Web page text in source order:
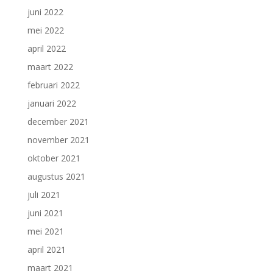
juni 2022
mei 2022
april 2022
maart 2022
februari 2022
januari 2022
december 2021
november 2021
oktober 2021
augustus 2021
juli 2021
juni 2021
mei 2021
april 2021
maart 2021